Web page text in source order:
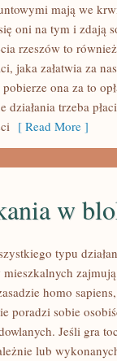
mają we
oni na tym i zdają
rzeszów to
jaka załatwia za
ona za to
trzeba
[ Read More ]
w
typu
homo
poradzi sobie
Jeśli gra
lub